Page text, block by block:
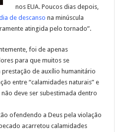
nos EUA. Poucos dias depois,
de descanso na minúscula
atingida pelo tornado”.
foi de apenas
para que muitos se
de auxílio humanitário
entre “calamidades naturais” e
deve ser subestimada dentro
ofendendo a Deus pela violação
acarretou calamidades